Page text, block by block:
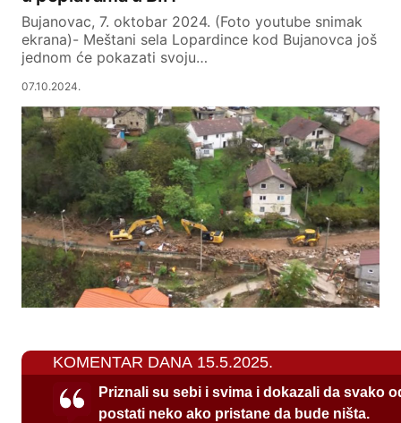
Bujanovac, 7. oktobar 2024. (Foto youtube snimak
ekrana)- Meštani sela Lopardince kod Bujanovca još
jednom će pokazati svoju…
07.10.2024.
KOMENTAR DANA 15.5.2025.
Priznali su sebi i svima i dokazali da svako
postati neko ako pristane da bude ništa.